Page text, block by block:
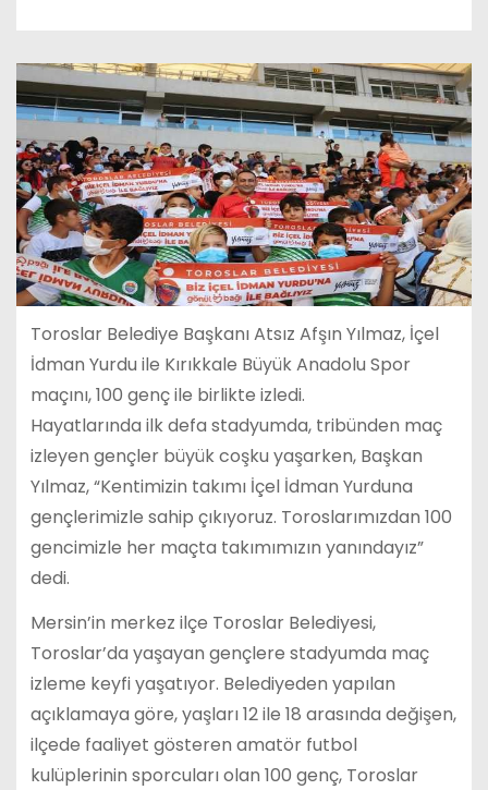
Toroslar Belediye Başkanı Atsız Afşın Yılmaz, İçel
İdman Yurdu ile Kırıkkale Büyük Anadolu Spor
maçını, 100 genç ile birlikte izledi.
Hayatlarında ilk defa stadyumda, tribünden maç
izleyen gençler büyük coşku yaşarken, Başkan
Yılmaz, “Kentimizin takımı İçel İdman Yurduna
gençlerimizle sahip çıkıyoruz. Toroslarımızdan 100
gencimizle her maçta takımımızın yanındayız”
dedi.
Mersin’in merkez ilçe Toroslar Belediyesi,
Toroslar’da yaşayan gençlere stadyumda maç
izleme keyfi yaşatıyor. Belediyeden yapılan
açıklamaya göre, yaşları 12 ile 18 arasında değişen,
ilçede faaliyet gösteren amatör futbol
kulüplerinin sporcuları olan 100 genç, Toroslar